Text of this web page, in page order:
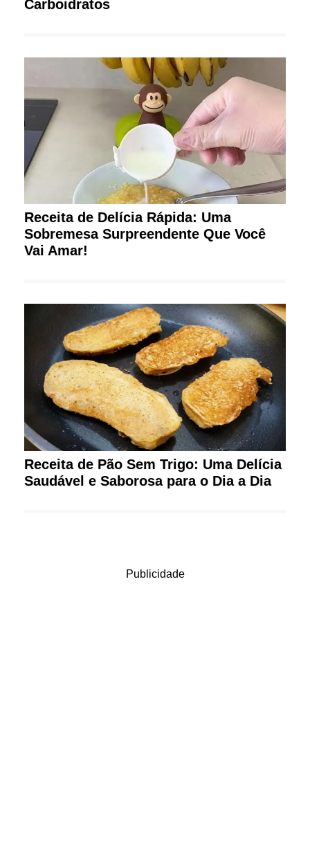
Carboidratos
Receita de Delícia Rápida: Uma
Sobremesa Surpreendente Que Você
Vai Amar!
Receita de Pão Sem Trigo: Uma Delícia
Saudável e Saborosa para o Dia a Dia
Publicidade